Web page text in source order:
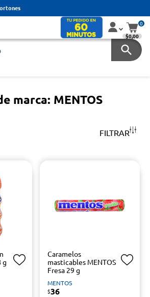
0
$0,00
marca: MENTOS
FILTRAR
g
Caramelos
masticables MENTOS
Fresa 29 g
MENTOS
$36